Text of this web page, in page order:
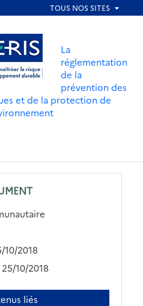
Aller au menu
La
réglementation
de la
prévention des
et de la protection de
10/2018
25/10/2018
liés